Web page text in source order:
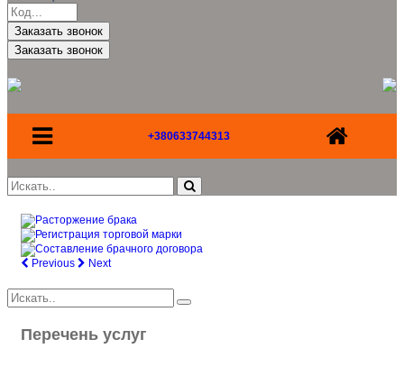
Заказать звонок
+380633744313
Previous Next
Перечень услуг